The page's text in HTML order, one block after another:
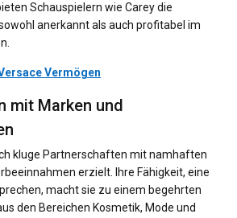
Schauspielern wie Carey die
anerkannt als auch profitabel im
Vermögen
mit Marken und
kluge Partnerschaften mit namhaften
erzielt. Ihre Fähigkeit, eine
macht sie zu einem begehrten
den Bereichen Kosmetik, Mode und